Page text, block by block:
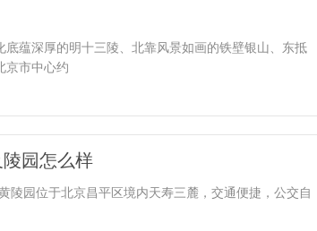
蕴深厚的明十三陵、北靠风景如画的铁壁银山、东抵
京市中心约
园怎么样
园位于北京昌平区境内天寿三麓，交通便捷，公交自